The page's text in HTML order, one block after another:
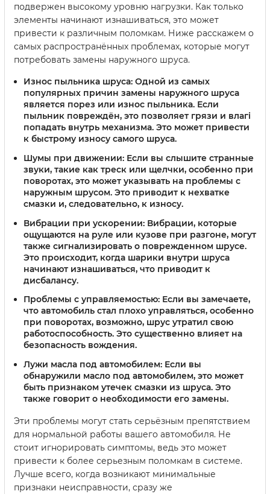
подвержен высокому уровню нагрузки. Как только
элементы начинают изнашиваться, это может
привести к различным поломкам. Ниже расскажем о
самых распространённых проблемах, которые могут
потребовать замены наружного шруса.
Износ пыльника шруса: Одной из самых
популярных причин замены наружного шруса
является порез или износ пыльника. Если
пыльник повреждён, это позволяет грязи и влагі
попадать внутрь механизма. Это может привести
к быстрому износу самого шруса.
Шумы при движении: Если вы слышите странные
звуки, такие как треск или щелчки, особенно при
поворотах, это может указывать на проблемы с
наружным шрусом. Это приводит к нехватке
смазки и, следовательно, к износу.
Вибрации при ускорении: Вибрации, которые
ощущаются на руле или кузове при разгонe, могут
также сигнализировать о поврежденном шрусе.
Это происходит, когда шарики внутри шруса
начинают изнашиваться, что приводит к
дисбалансу.
Проблемы с управляемостью: Если вы замечаете,
что автомобиль стал плохо управляться, особенно
при поворотах, возможно, шрус утратил свою
работоспособность. Это существенно влияет на
безопасность вождения.
Лужи масла под автомобилем: Если вы
обнаружили масло под автомобилем, это может
быть признаком утечек смазки из шруса. Это
также говорит о необходимости его замены.
Эти проблемы могут стать серьёзным препятствием
для нормальной работы вашего автомобиля. Не
стоит игнорировать симптомы, ведь это может
привести к более серьезным поломкам в системе.
Лучше всего, когда возникают минимальные
признаки неисправности, сразу же